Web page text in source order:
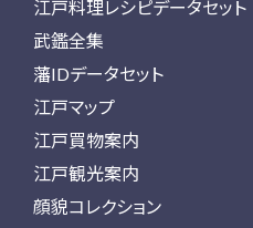
江戸料理レシピデータセット
武鑑全集
藩IDデータセット
江戸マップ
江戸買物案内
江戸観光案内
顔貌コレクション